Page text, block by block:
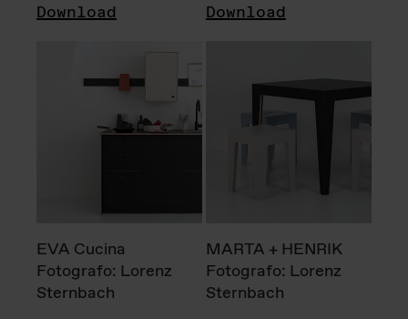
Download Download
EVA Cucina
Fotografo: Lorenz
Sternbach
MARTA + HENRIK
Fotografo: Lorenz
Sternbach